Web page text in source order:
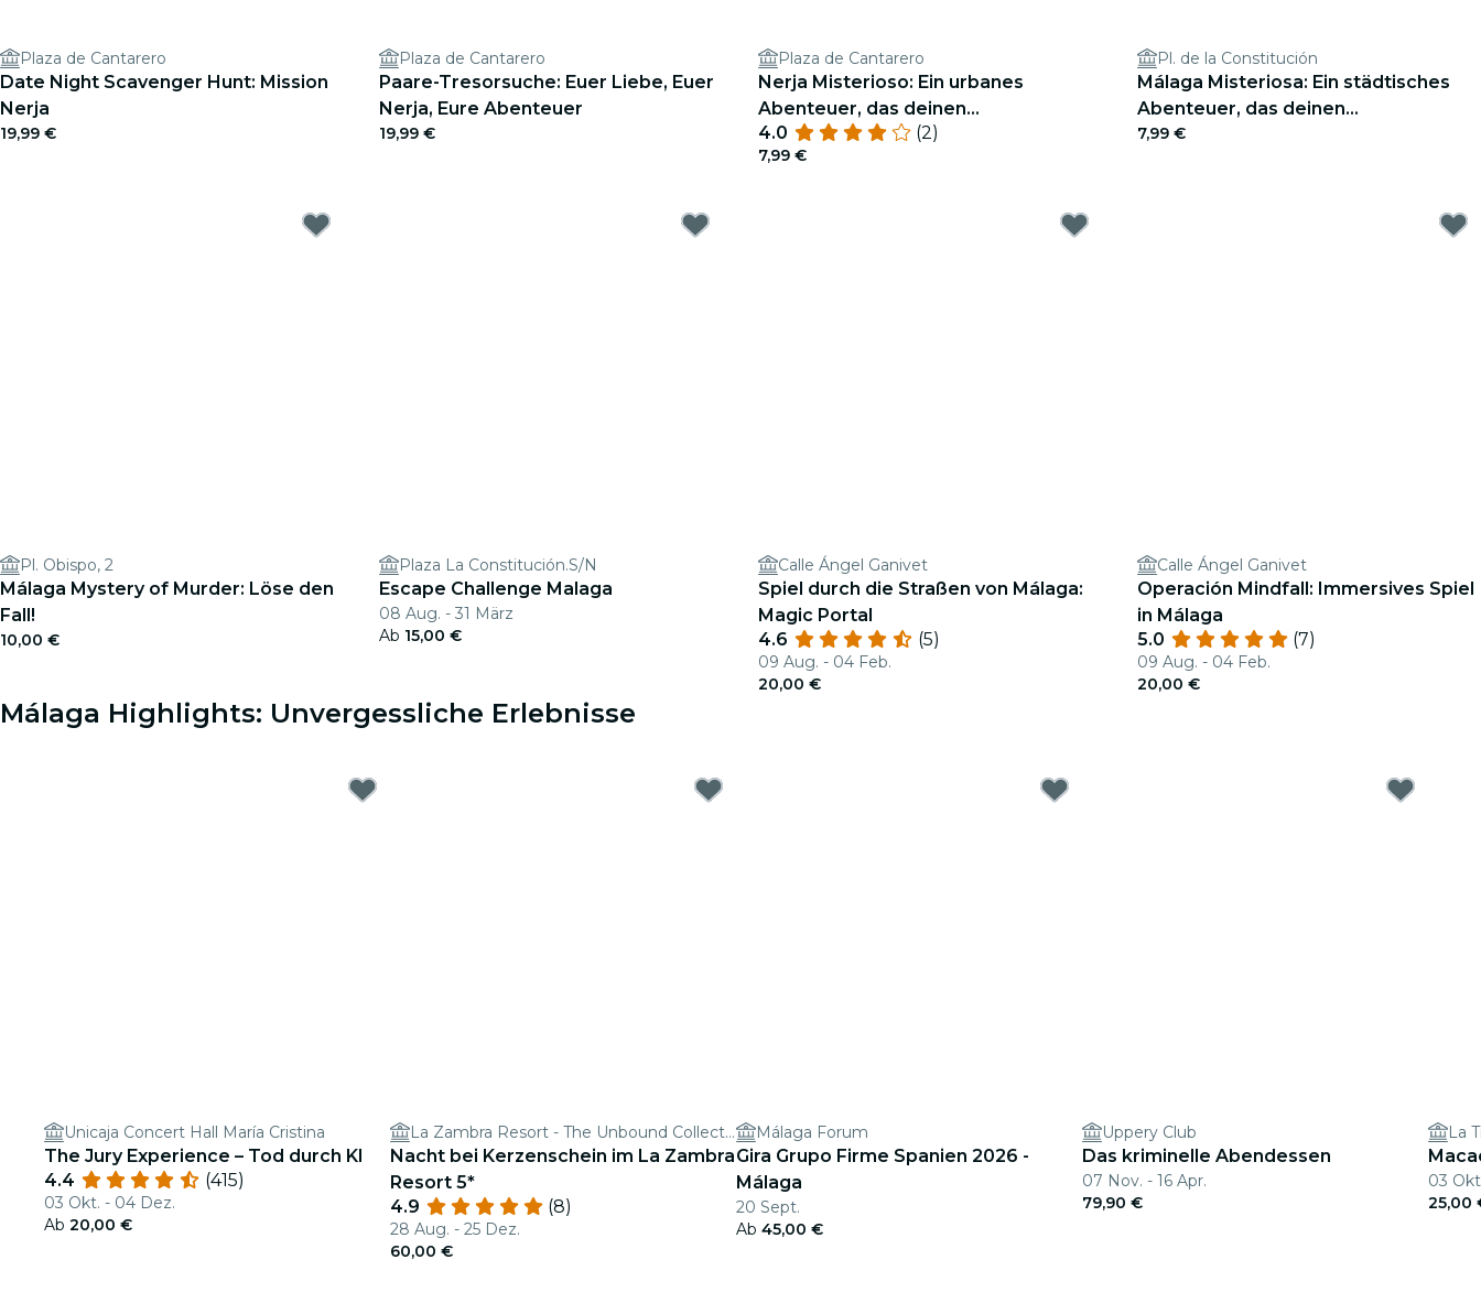
Plaza de Cantarero
Date Night Scavenger Hunt: Mission
Nerja
19,99 €
Plaza de Cantarero
Paare-Tresorsuche: Euer Liebe, Euer
Nerja, Eure Abenteuer
19,99 €
Plaza de Cantarero
Nerja Misterioso: Ein urbanes
Abenteuer, das deinen
Einfallsreichtum herausfordert
4.0 (2)
7,99 €
Pl. de la Constitución
Málaga Misteriosa: Ein städtisches
Abenteuer, das deinen
Einfallsreichtum herausfordert
7,99 €
Pl. Obispo, 2
Málaga Mystery of Murder: Löse den
Fall!
10,00 €
Plaza La Constitución.S/N
Escape Challenge Malaga
08 Aug. - 31 März
Ab 15,00 €
Calle Ángel Ganivet
Spiel durch die Straßen von Málaga:
Magic Portal
4.6
(5)
09 Aug. - 04 Feb.
20,00 €
Calle Ángel Ganivet
Operación Mindfall: Immersives Spiel
in Málaga
5.0
(7)
09 Aug. - 04 Feb.
20,00 €
Málaga Highlights: Unvergessliche Erlebnisse
Unicaja Concert Hall María Cristina
The Jury Experience – Tod durch KI
4.4
(415)
03 Okt. - 04 Dez.
Ab 20,00 €
La Zambra Resort - The Unbound Collection by Hyatt
Nacht bei Kerzenschein im La Zambra
Resort 5*
4.9
(8)
28 Aug. - 25 Dez.
60,00 €
Málaga Forum
Gira Grupo Firme Spanien 2026 -
Málaga
20 Sept.
Ab 45,00 €
Uppery Club
Das kriminelle Abendessen
07 Nov. - 16 Apr.
79,90 €
La
03
25,00